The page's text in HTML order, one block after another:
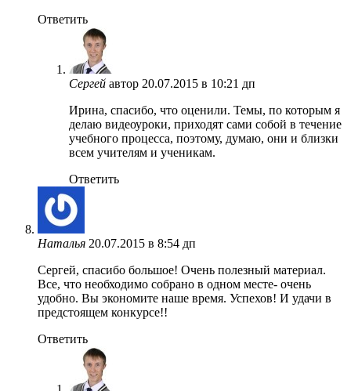
Ответить
Сергей автор 20.07.2015 в 10:21 дп
Ирина, спасибо, что оценили. Темы, по которым я
делаю видеоуроки, приходят сами собой в течение
учебного процесса, поэтому, думаю, они и близки
всем учителям и ученикам.
Ответить
Наталья 20.07.2015 в 8:54 дп
Сергей, спасибо большое! Очень полезный материал.
Все, что необходимо собрано в одном месте- очень
удобно. Вы экономите наше время. Успехов! И удачи в
предстоящем конкурсе!!
Ответить